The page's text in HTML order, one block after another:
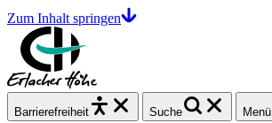
Zum Inhalt springen
Barrierefrei heit Suche Menü